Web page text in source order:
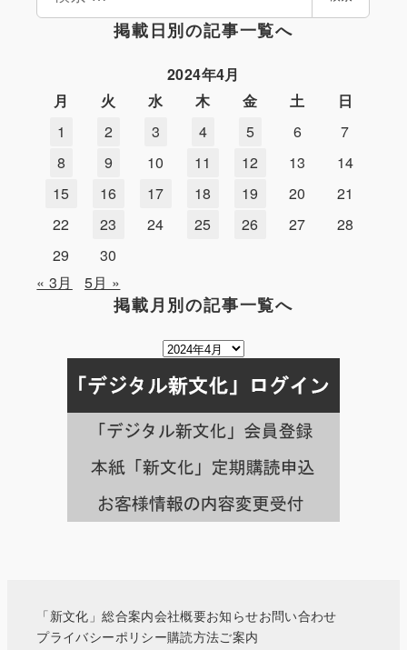
掲載日別の記事一覧へ
2024年4月
月
火 水 木 金 土
日
1
2 3 4 5 6
7
8
9 10 11 12 13
14
15
16 17 18 19 20
21
22
23 24 25 26 27
28
29
30
« 3月
5月 »
掲載月別の記事一覧へ
掲
月
別
の
事
一
覧
「新文化」総合案内会社概要お知らせお問い合わせ
プライバシーポリシー購読方法ご案内